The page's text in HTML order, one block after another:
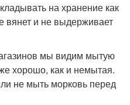
на хранение как
вянет и не выдерживает
мы видим мытую
хорошо, как и немытая.
не мыть морковь перед